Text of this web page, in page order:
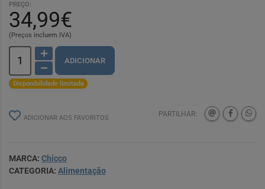
PREÇO:
34,99€
(Preços incluem IVA)
ADICIONAR
Disponibilidade limitada
ADICIONAR AOS FAVORITOS PARTILHAR:
MARCA: Chicco
CATEGORIA: Alimentação